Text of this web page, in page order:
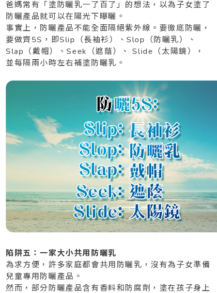
爸媽常有「塗防曬乳一了百了」的想法，以為子女塗了
防曬產品就可以在陽光下曝曬。
事實上，防曬產品不能全面隔絕紫外線。要徹底防曬，
要做齊5S，即Slip（長袖衫）、Slop（防曬乳）、
Slap（戴帽）、Seek（遮蔭）、 Slide（太陽鏡），
並每隔兩小時左右補塗防曬乳。
陷阱五：一家大小共用防曬乳
為求方便，許多家庭都會共用防曬乳，沒有為子女準備
兒童專用防曬產品。
然而，部分防曬產品含有香料和防腐劑，塗在孩子身上